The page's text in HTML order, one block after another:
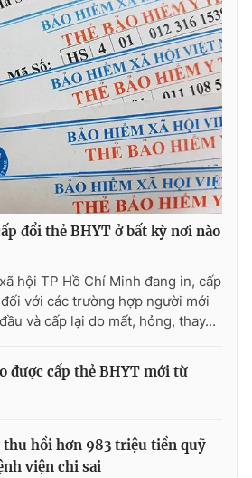
024.66 897 897
7300.7108
hình thức nếu không có sự chấp
rõ nguồn VTV.vn khi phát hành lại
đổi thẻ BHYT ở bất kỳ nơi nào
hội TP Hồ Chí Minh đang in, cấp
với các trường hợp người mới
và cấp lại do mất, hỏng, thay...
được cấp thẻ BHYT mới từ
thu hồi hơn 983 triệu tiền quỹ
viện chi sai